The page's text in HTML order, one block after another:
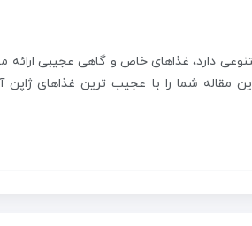
دارد، غذاهای خاص و گاهی عجیبی ارائه
شما را با عجیب ترین غذاهای ژاپن